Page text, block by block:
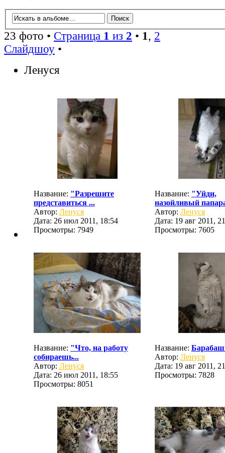
23 фото • Страница 1 из 2 • 1, 2
Слайдшоу •
Ленуся
Название: "Разрешите
представиться ...
Автор: Ленуся
Дата: 26 июл 2011, 18:54
Просмотры: 7949
Название: "Уйди,
назойливый
Автор: Ленуся
Дата: 19 авг 2011,
Просмотры: 7605
Название: "Что, на работу
собираешь...
Автор: Ленуся
Дата: 26 июл 2011, 18:55
Просмотры: 8051
Название:
Автор: Ленуся
Дата: 19 авг 2011,
Просмотры: 7828